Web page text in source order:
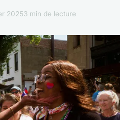
20253 min de lecture